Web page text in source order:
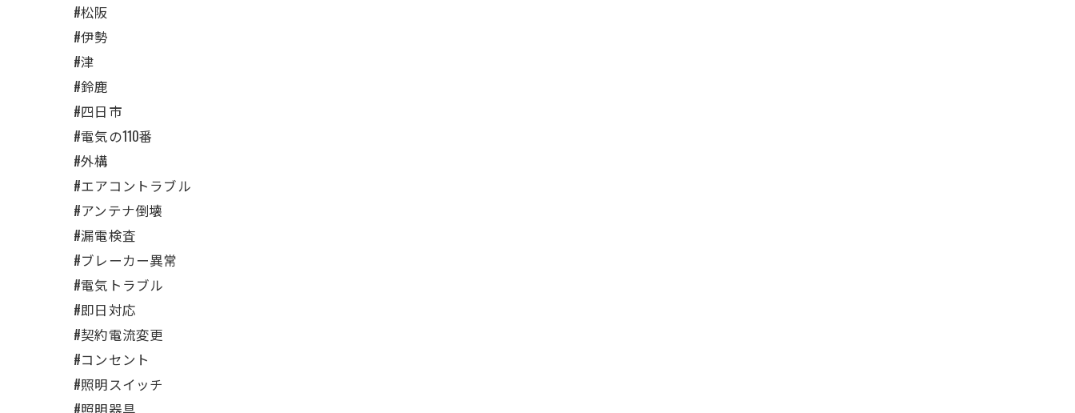
#松阪
#伊勢
#津
#鈴鹿
#四日市
#電気の110番
#外構
#エアコントラブル
#アンテナ倒壊
#漏電検査
#ブレーカー異常
#電気トラブル
#即日対応
#契約電流変更
#コンセント
#照明スイッチ
#照明器具